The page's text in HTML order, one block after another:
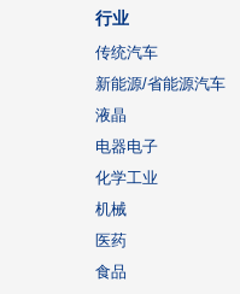
行业
传统汽车
新能源/省能源汽车
液晶
电器电子
化学工业
机械
医药
食品